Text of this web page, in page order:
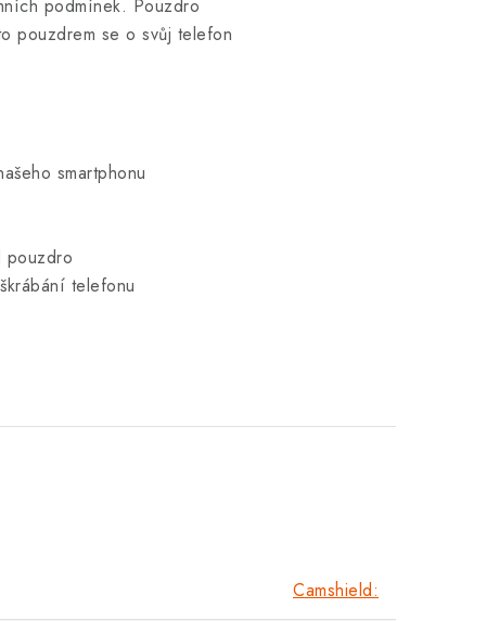
podmínek. Pouzdro
pouzdrem se o svůj telefon
smartphonu
pouzdro
telefonu
Camshield: